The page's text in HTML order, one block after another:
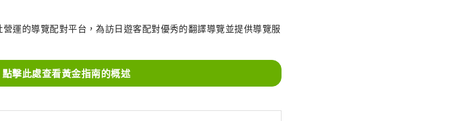
運的導覽配對平台，為訪日遊客配對優秀的翻譯導覽並提供導覽服
點擊此處查看黃金指南的概述